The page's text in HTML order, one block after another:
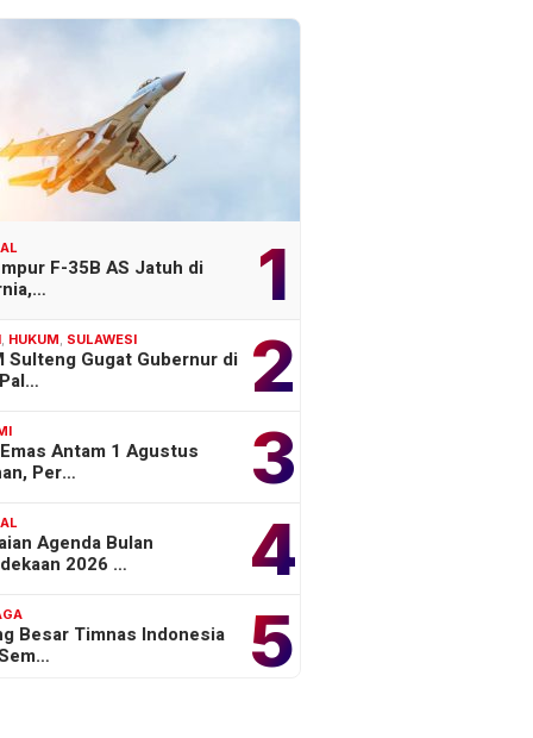
1
F-35B AS Jatuh di
2
HUKUM SULAWESI
Sulteng Gugat Gubernur di
3
Antam 1 Agustus
Per…
4
Agenda Bulan
2026 …
5
Besar Timnas Indonesia